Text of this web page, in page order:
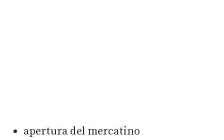
apertura del mercatino